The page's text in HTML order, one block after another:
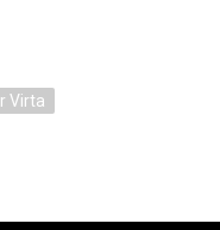
Virta